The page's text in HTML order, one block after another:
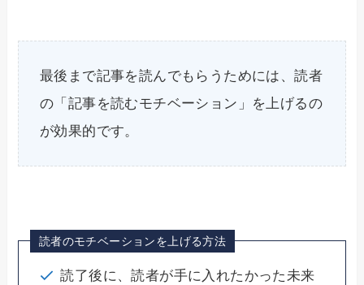
最後まで記事を読んでもらうためには、読者
の「記事を読むモチベーション」を上げるの
が効果的です。
読者のモチベーションを上げる方法
読了後に、読者が手に入れたかった未来